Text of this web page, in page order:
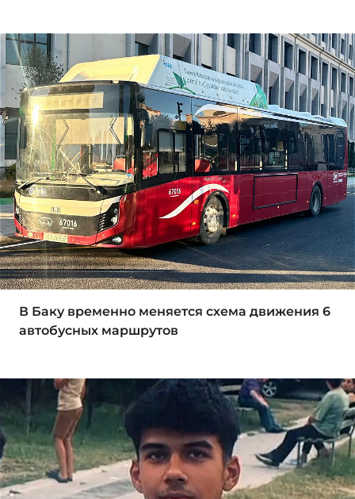
В Баку временно меняется схема движения 6
автобусных маршрутов